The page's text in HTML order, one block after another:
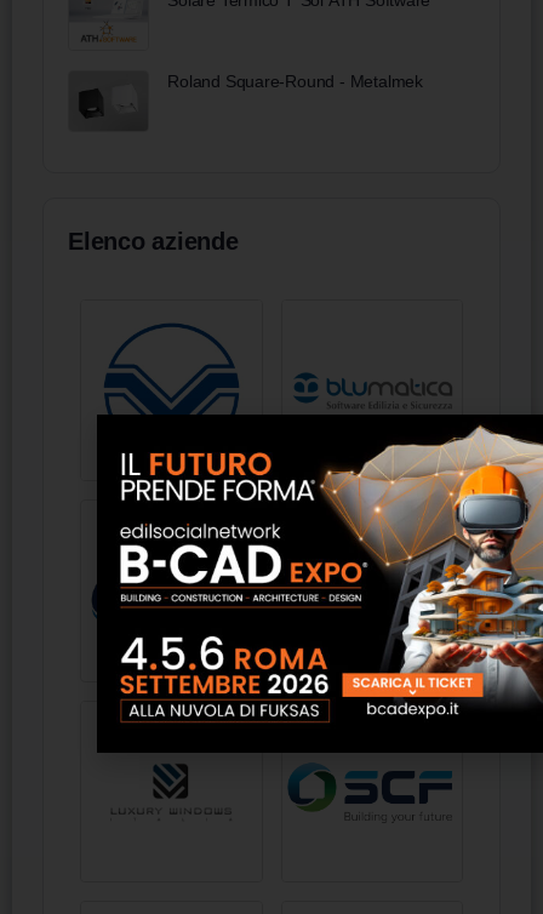
Roland Square-Round - Metalmek
Elenco aziende